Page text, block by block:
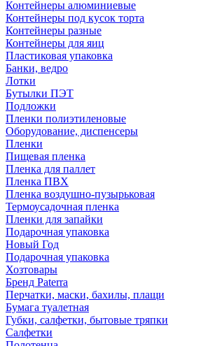
Контейнеры алюминиевые
Контейнеры под кусок торта
Контейнеры разные
Контейнеры для яиц
Пластиковая упаковка
Банки, ведро
Лотки
Бутылки ПЭТ
Подложки
Пленки полиэтиленовые
Оборудование, диспенсеры
Пленки
Пищевая пленка
Пленка для паллет
Пленка ПВХ
Пленка воздушно-пузырьковая
Термоусадочная пленка
Пленки для запайки
Подарочная упаковка
Новый Год
Подарочная упаковка
Хозтовары
Бренд Paterra
Перчатки, маски, бахилы, плащи
Бумага туалетная
Губки, салфетки, бытовые тряпки
Салфетки